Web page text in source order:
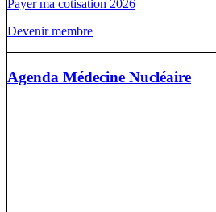
Payer ma cotisation 2026
Devenir membre
Agenda Médecine Nucléaire